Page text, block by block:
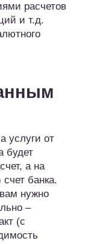
расчетов
и т.д.
услуги от
будет
а на
банка.
нужно
–
(с